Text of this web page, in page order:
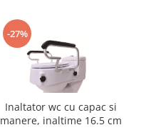
-27%
Inaltator wc cu capac si
manere, inaltime 16.5 cm